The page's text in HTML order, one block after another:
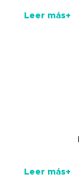
Leer más+
Leer más+